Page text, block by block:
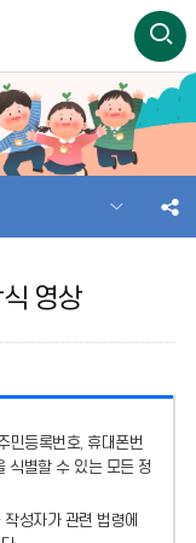
영상
민등록번호, 휴대폰번
식별할 수 있는 모든 정
성자가 관련 법령에